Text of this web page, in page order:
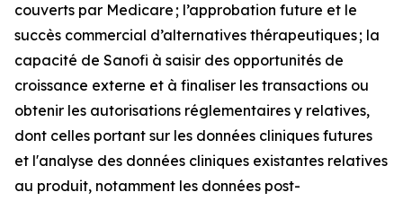
couverts par Medicare ; l’approbation future et le
succès commercial d’alternatives thérapeutiques ; la
capacité de Sanofi à saisir des opportunités de
croissance externe et à finaliser les transactions ou
obtenir les autorisations réglementaires y relatives,
dont celles portant sur les données cliniques futures
et l'analyse des données cliniques existantes relatives
au produit, notamment les données post-